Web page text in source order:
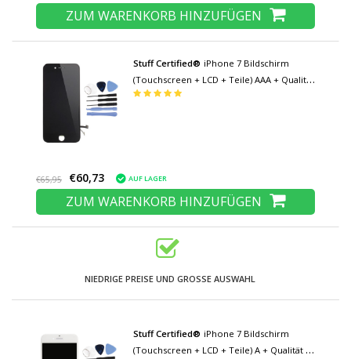
ZUM WARENKORB HINZUFÜGEN
Stuff Certified® iPhone 7 Bildschirm
(Touchscreen + LCD + Teile) AAA + Qualität
- Schwarz + Werkzeuge
€65,95 €60,73 AUF LAGER
ZUM WARENKORB HINZUFÜGEN
NIEDRIGE PREISE UND GROSSE AUSWAHL
Stuff Certified® iPhone 7 Bildschirm
(Touchscreen + LCD + Teile) A + Qualität -